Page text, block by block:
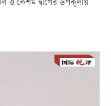
ও কেশম দ্বীপের উপকূলীয়